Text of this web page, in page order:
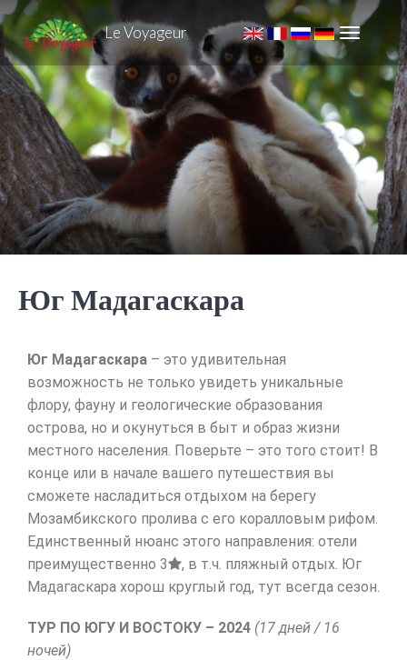
Le Voyageur
Юг Мадагаскара
Юг Мадагаскара – это удивительная
возможность не только увидеть уникальные
флору, фауну и геологические образования
острова, но и окунуться в быт и образ жизни
местного населения. Поверьте – это того стоит! В
конце или в начале вашего путешествия вы
сможете насладиться отдыхом на берегу
Мозамбикского пролива с его коралловым рифом.
Единственный нюанс этого направления: отели
преимущественно 3
, в т.ч. пляжный отдых. Юг
Мадагаскара хорош круглый год, тут всегда сезон.
ТУР ПО ЮГУ И ВОСТОКУ – 2024 (17 дней / 16
ночей)